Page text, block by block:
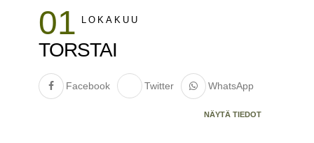
01 LOKAKUU
TORSTAI
Facebook Twitter WhatsApp
NÄYTÄ TIEDOT